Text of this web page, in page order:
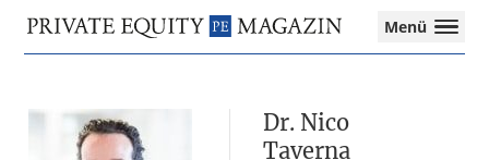
springen
springen
springen
Private
Equity
Das
Private
Menü
Dr. Nico
Taverna